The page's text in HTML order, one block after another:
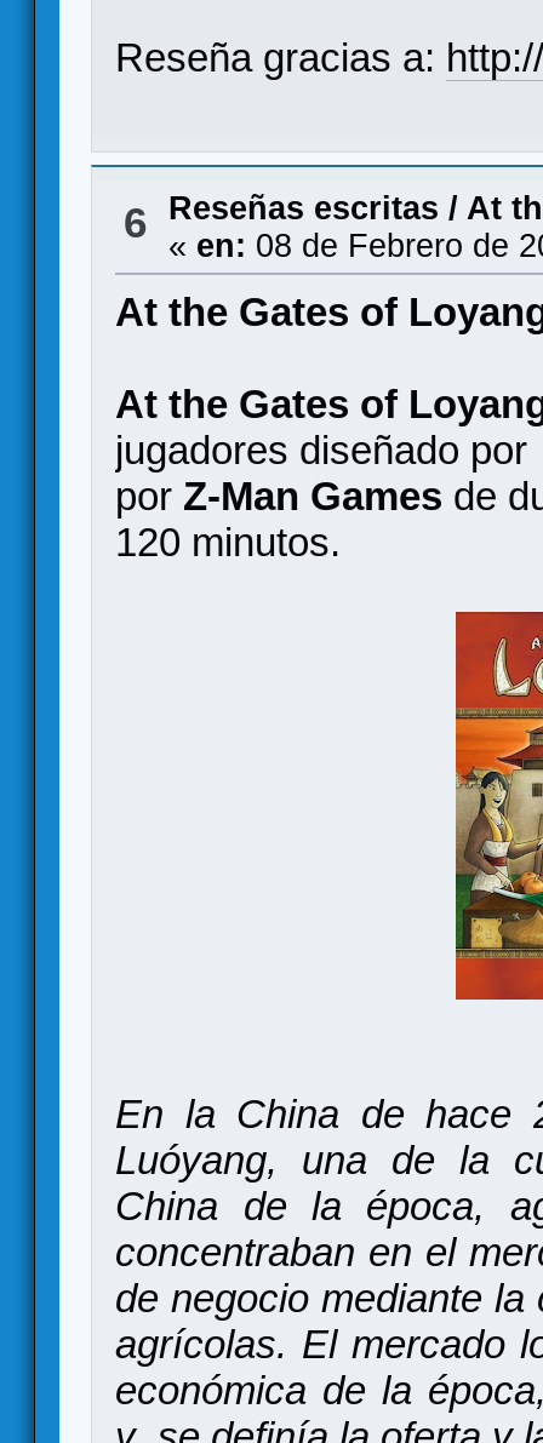
Reseña gracias a:
6 Reseñas escritas / At
« en: 08 de Febrero de
At the Gates of
At the Gates of
jugadores diseñado
por Z-Man Games de
120 minutos.
En la China de hace
Luóyang, una de la
China de la época,
concentraban en el
de negocio mediante
agrícolas. El mercado
económica de la